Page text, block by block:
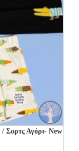
Σορτς Αγόρι- New